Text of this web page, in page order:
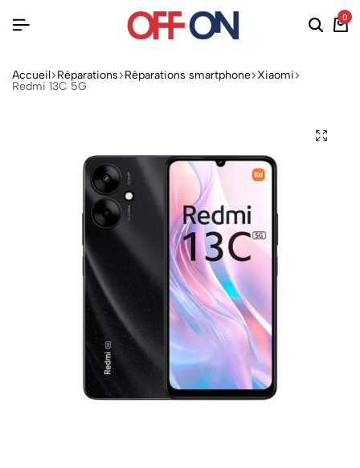
0
Accueil Réparations Réparations smartphone Xiaomi
Redmi 13C 5G